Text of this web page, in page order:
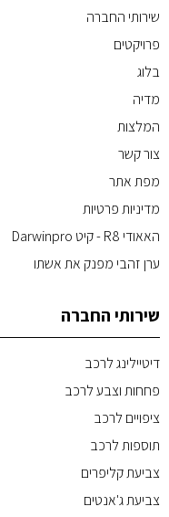
שירותי החברה
פרויקטים
בלוג
מדיה
המלצות
צור קשר
מפת אתר
מדיניות פרטיות
האאודי R8 - קיט Darwinpro
ערן זהבי מפנק את אשתו
שירותי החברה
דיטיילינג לרכב
פחחות וצבע לרכב
ציפויים לרכב
תוספות לרכב
צביעת קליפרים
צביעת ג'אנטים